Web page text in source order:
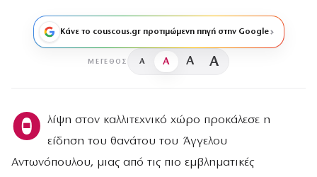
Κάνε το couscous.gr προτιμώμενη πηγή στην Google
ΜΈΓΕΘΟΣ A A A A
Θ λίψη στον καλλιτεχνικό χώρο προκάλεσε η
είδηση του θανάτου του Άγγελου
Αντωνόπουλου, μιας από τις πιο εμβληματικές